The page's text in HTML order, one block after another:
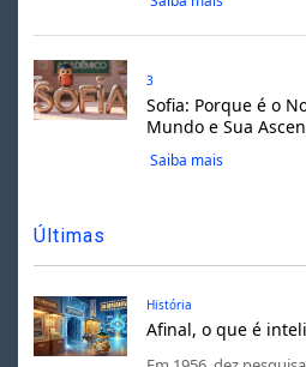
3
Sofia: Porque é o
Mundo e Sua
Saiba mais
Últimas
História
Afinal, o que é